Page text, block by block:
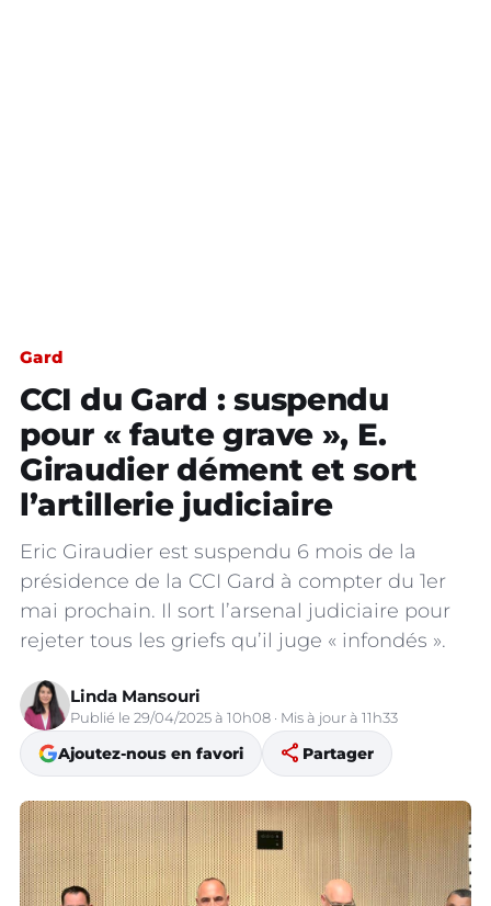
Gard
CCI du Gard : suspendu
pour « faute grave », E.
Giraudier dément et sort
l’artillerie judiciaire
Eric Giraudier est suspendu 6 mois de la
présidence de la CCI Gard à compter du 1er
mai prochain. Il sort l’arsenal judiciaire pour
rejeter tous les griefs qu’il juge « infondés ».
Linda Mansouri
Publié le 29/04/2025 à 10h08 · Mis à jour à 11h33
Ajoutez-nous en favori share Partager